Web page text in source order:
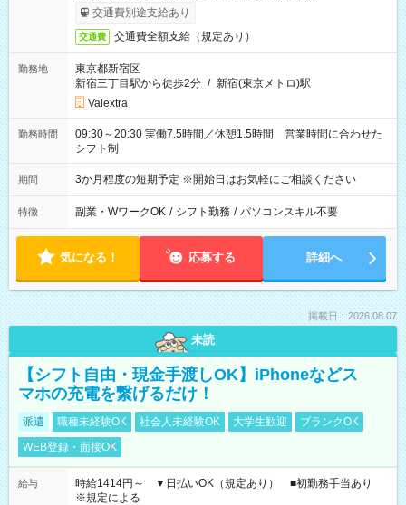
交通費別途支給あり
交通費 交通費全額支給（規定あり）
勤務地
東京都新宿区
新宿三丁目駅から徒歩2分 / 新宿(東京メトロ)駅
Valextra
勤務時間
09:30～20:30 実働7.5時間／休憩1.5時間 営業時間に合わせた
シフト制
期間 3か月程度の短期予定 ※開始日はお気軽にご相談ください
特徴 副業・WワークOK / シフト勤務 / パソコンスキル不要
気になる！ 応募する 詳細へ
掲載日：2026.08.07
未読
【シフト自由・現金手渡しOK】iPhoneなどス
マホの充電を繋げるだけ！
派遣 職種未経験OK 社会人未経験OK 大学生歓迎
ブランクOK
WEB登録・面接OK
給与
時給1414円～ ▼日払いOK（規定あり） ■初勤務手当あり
※規定による